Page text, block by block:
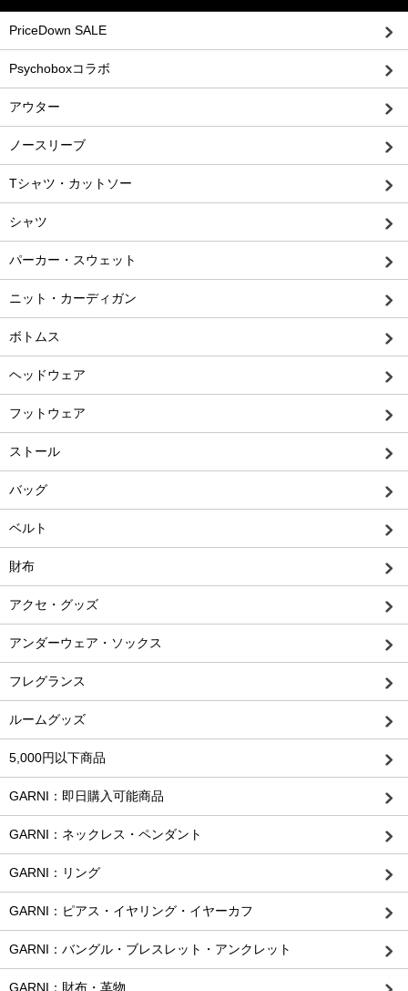
PriceDown SALE
Psychoboxコラボ
アウター
ノースリーブ
Tシャツ・カットソー
シャツ
パーカー・スウェット
ニット・カーディガン
ボトムス
ヘッドウェア
フットウェア
ストール
バッグ
ベルト
財布
アクセ・グッズ
アンダーウェア・ソックス
フレグランス
ルームグッズ
5,000円以下商品
GARNI：即日購入可能商品
GARNI：ネックレス・ペンダント
GARNI：リング
GARNI：ピアス・イヤリング・イヤーカフ
GARNI：バングル・ブレスレット・アンクレット
GARNI：財布・革物